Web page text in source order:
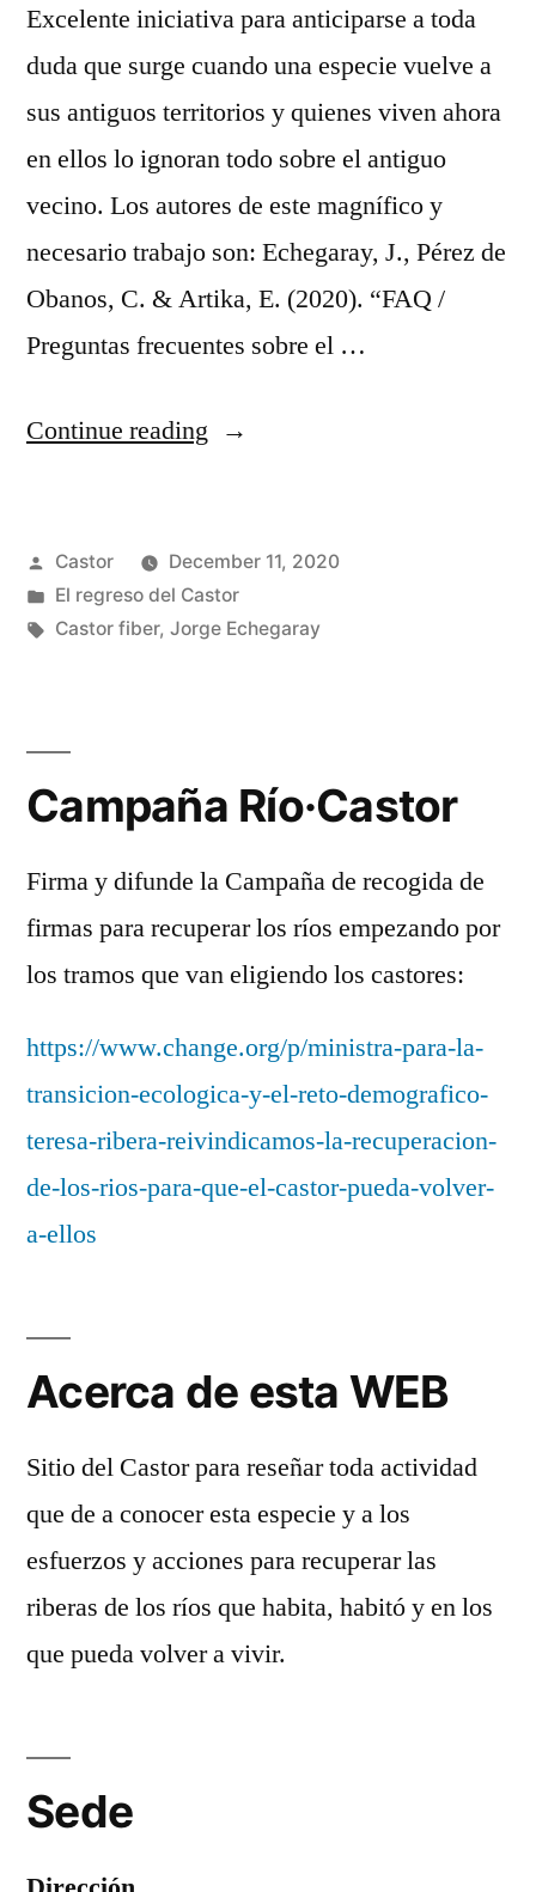
Excelente iniciativa para anticiparse a toda
duda que surge cuando una especie vuelve a
sus antiguos territorios y quienes viven ahora
en ellos lo ignoran todo sobre el antiguo
vecino. Los autores de este magnífico y
necesario trabajo son: Echegaray, J., Pérez de
Obanos, C. & Artika, E. (2020). “FAQ /
Preguntas frecuentes sobre el …
Continue reading “El
de
preguntas
Castor”
Posted
by
Castor
December 11, 2020
Posted
in
El regreso del Castor
Tags:
Castor fiber, Jorge Echegaray
Campaña Río·Castor
Firma y difunde la Campaña de recogida de
firmas para recuperar los ríos empezando por
los tramos que van eligiendo los castores:
https://www.change.org/p/ministra-para-la-
transicion-ecologica-y-el-reto-demografico-
teresa-ribera-reivindicamos-la-recuperacion-
de-los-rios-para-que-el-castor-pueda-volver-
a-ellos
Acerca de esta WEB
Sitio del Castor para reseñar toda actividad
que de a conocer esta especie y a los
esfuerzos y acciones para recuperar las
riberas de los ríos que habita, habitó y en los
que pueda volver a vivir.
Sede